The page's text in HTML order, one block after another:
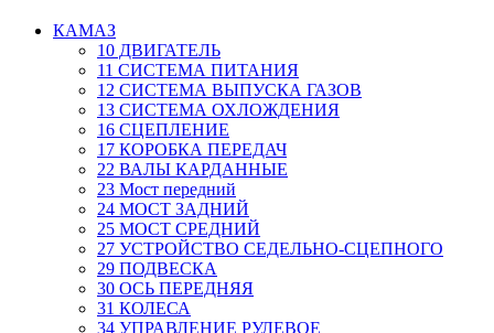
КАМАЗ
10 ДВИГАТЕЛЬ
11 СИСТЕМА ПИТАНИЯ
12 СИСТЕМА ВЫПУСКА ГАЗОВ
13 СИСТЕМА ОХЛОЖДЕНИЯ
16 СЦЕПЛЕНИЕ
17 КОРОБКА ПЕРЕДАЧ
22 ВАЛЫ КАРДАННЫЕ
23 Мост передний
24 МОСТ ЗАДНИЙ
25 МОСТ СРЕДНИЙ
27 УСТРОЙСТВО СЕДЕЛЬНО-СЦЕПНОГО
29 ПОДВЕСКА
30 ОСЬ ПЕРЕДНЯЯ
31 КОЛЕСА
34 УПРАВЛЕНИЕ РУЛЕВОЕ